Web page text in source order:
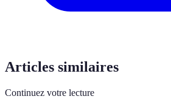
Articles similaires
Continuez votre lecture